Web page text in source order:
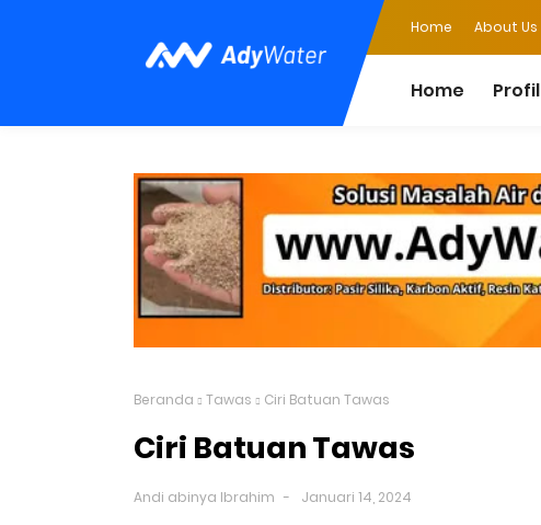
Home About Us
Home Profil
Beranda Tawas Ciri Batuan Tawas
Ciri Batuan Tawas
Andi abinya Ibrahim Januari 14, 2024